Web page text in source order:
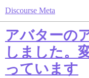
Discourse Meta
アバターの
しました。
っています